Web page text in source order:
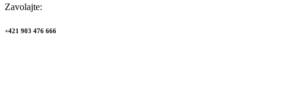
Zavolajte:
+421 903 476 666